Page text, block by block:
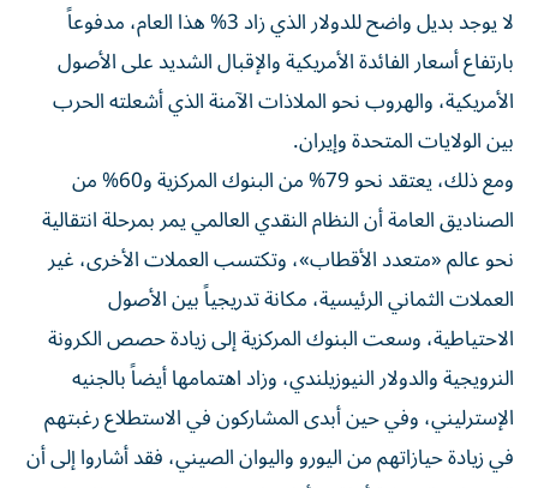
لا يوجد بديل ‌واضح للدولار الذي زاد 3% هذا العام، مدفوعاً
بارتفاع أسعار الفائدة الأمريكية والإقبال الشديد على الأصول
الأمريكية، والهروب نحو الملاذات الآمنة الذي أشعلته الحرب
بين الولايات المتحدة وإيران.
ومع ذلك، يعتقد ⁠نحو 79% من البنوك المركزية و60% من
الصناديق العامة أن النظام النقدي العالمي يمر بمرحلة انتقالية
نحو عالم «متعدد الأقطاب»، وتكتسب العملات الأخرى، غير
العملات الثماني الرئيسية، مكانة تدريجياً بين الأصول
الاحتياطية، وسعت البنوك ​المركزية إلى زيادة حصص ‌الكرونة
النرويجية والدولار النيوزيلندي، وزاد اهتمامها أيضاً بالجنيه
الإسترليني، وفي حين أبدى المشاركون في الاستطلاع ‌رغبتهم
في زيادة حيازاتهم من اليورو واليوان الصيني، فقد أشاروا إلى أن